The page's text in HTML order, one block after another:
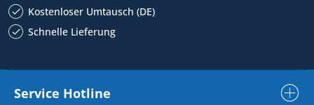
Kostenloser Umtausch (DE)
Schnelle Lieferung
Service Hotline